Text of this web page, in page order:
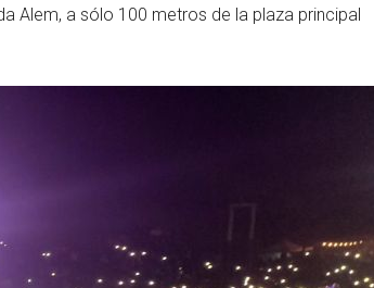
Alem, a sólo 100 metros de la plaza principal